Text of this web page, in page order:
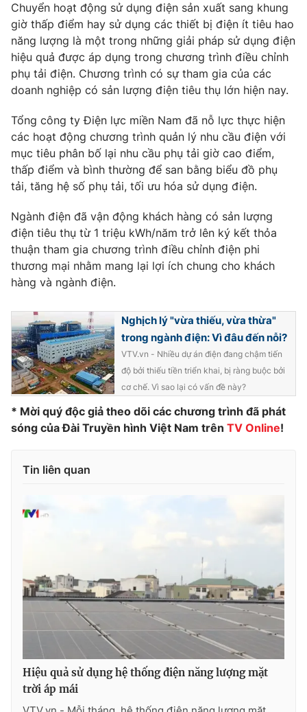
Thế giới đó đây
Câu chuyện quốc tế
Tài chính
Thị trường
Góc doanh nghiệp
Dữ liệu và đời sống
Truyền hình
Phim VTV
Hậu trường
Nhân vật
Khán giả
Giải sao mai
Giải trí
Điện ảnh
Âm nhạc
Sao
Đời sống
Du lịch
Chất lượng cuộc sống
Giáo dục
Tuyển sinh
Học trực tuyến
Công nghệ
Hitech Công nghệ tương lai
Sản phẩm
Thị trường
Tư vấn
Giao lưu trực tuyến
Lịch phát sóng
Chuyên mục khác
Emagazine Podcast
Photo Infographic
Video
VTV Money
Bất động sản
Thị trường 24h Tấm lòng Việt
Vươn mình bằng AI
VTV9 VTV8
Liên hệ tòa soạn English
Chuyển hoạt động sử dụng điện sản xuất sang khung
giờ thấp điểm hay sử dụng các thiết bị điện ít tiêu hao
năng lượng là một trong những giải pháp sử dụng điện
hiệu quả được áp dụng trong chương trình điều chỉnh
phụ tải điện. Chương trình có sự tham gia của các
doanh nghiệp có sản lượng điện tiêu thụ lớn hiện nay.
Tổng công ty Điện lực miền Nam đã nỗ lực thực hiện
các hoạt động chương trình quản lý nhu cầu điện với
mục tiêu phân bố lại nhu cầu phụ tải giờ cao điểm,
thấp điểm và bình thường để san bằng biểu đồ phụ
tải, tăng hệ số phụ tải, tối ưu hóa sử dụng điện.
Ngành điện đã vận động khách hàng có sản lượng
điện tiêu thụ từ 1 triệu kWh/năm trở lên ký kết thỏa
thuận tham gia chương trình điều chỉnh điện phi
thương mại nhằm mang lại lợi ích chung cho khách
hàng và ngành điện.
Nghịch lý "vừa thiếu, vừa thừa"
trong ngành điện: Vì đâu đến nỗi?
VTV.vn - Nhiều dự án điện đang chậm tiến
độ bởi thiếu tiền triển khai, bị ràng buộc bởi
cơ chế. Vì sao lại có vấn đề này?
* Mời quý độc giả theo dõi các chương trình đã phát
sóng của Đài Truyền hình Việt Nam trên TV Online!
Tin liên quan
Hiệu quả sử dụng hệ thống điện năng lượng mặt
trời áp mái